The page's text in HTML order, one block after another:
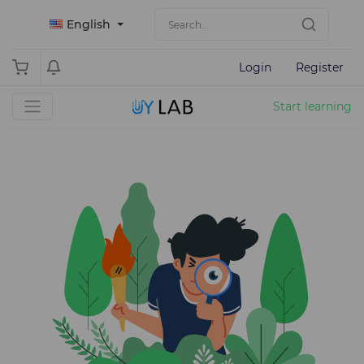
English
Login Register
Start learning